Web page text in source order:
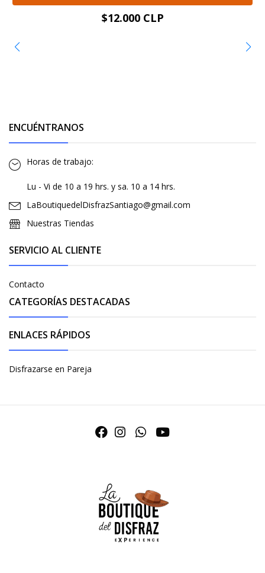
$12.000 CLP
ENCUÉNTRANOS
Horas de trabajo:
Lu - Vi de 10 a 19 hrs. y sa. 10 a 14 hrs.
LaBoutiquedelDisfrazSantiago@gmail.com
Nuestras Tiendas
SERVICIO AL CLIENTE
Contacto
CATEGORÍAS DESTACADAS
ENLACES RÁPIDOS
Disfrazarse en Pareja